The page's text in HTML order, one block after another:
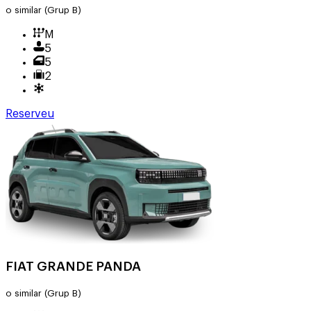
o similar (Grup B)
M
5
5
2
Reserveu
FIAT GRANDE PANDA
o similar (Grup B)